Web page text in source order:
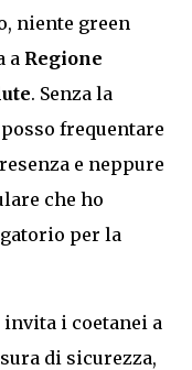
niente green
a Regione
. Senza la
frequentare
e neppure
che ho
per la
invita i coetanei a
di sicurezza,